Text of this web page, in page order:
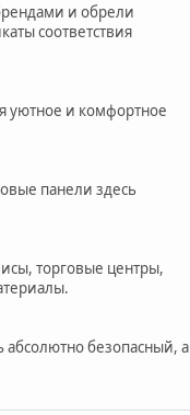
и обрели
соответствия
уютное и комфортное
панели здесь
торговые центры,
абсолютно безопасный, а